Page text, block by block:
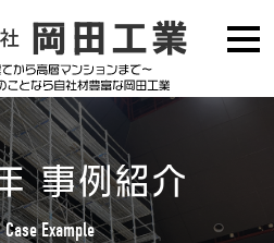
事例紹介
Example